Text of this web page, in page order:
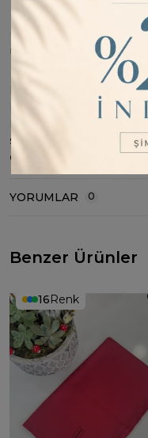
ÜRÜN BILGISI
PAMUK İPEK
FERAH ŞAL ; KUMAŞI
KANSOREJEN MADDE
satılmak üzere 5
olduğunuz ürünün satış
YORUMLAR 0
Benzer Ürünler
16Renk